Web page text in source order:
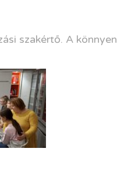
szakértő. A könnyen